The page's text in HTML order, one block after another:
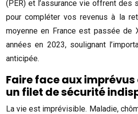
(PER) et l’assurance vie offrent des
pour compléter vos revenus à la
moyenne en France est passée de
années en 2023, soulignant
anticipée.
Faire face aux imprévus
un filet de sécurité
La vie est imprévisible. Maladie,